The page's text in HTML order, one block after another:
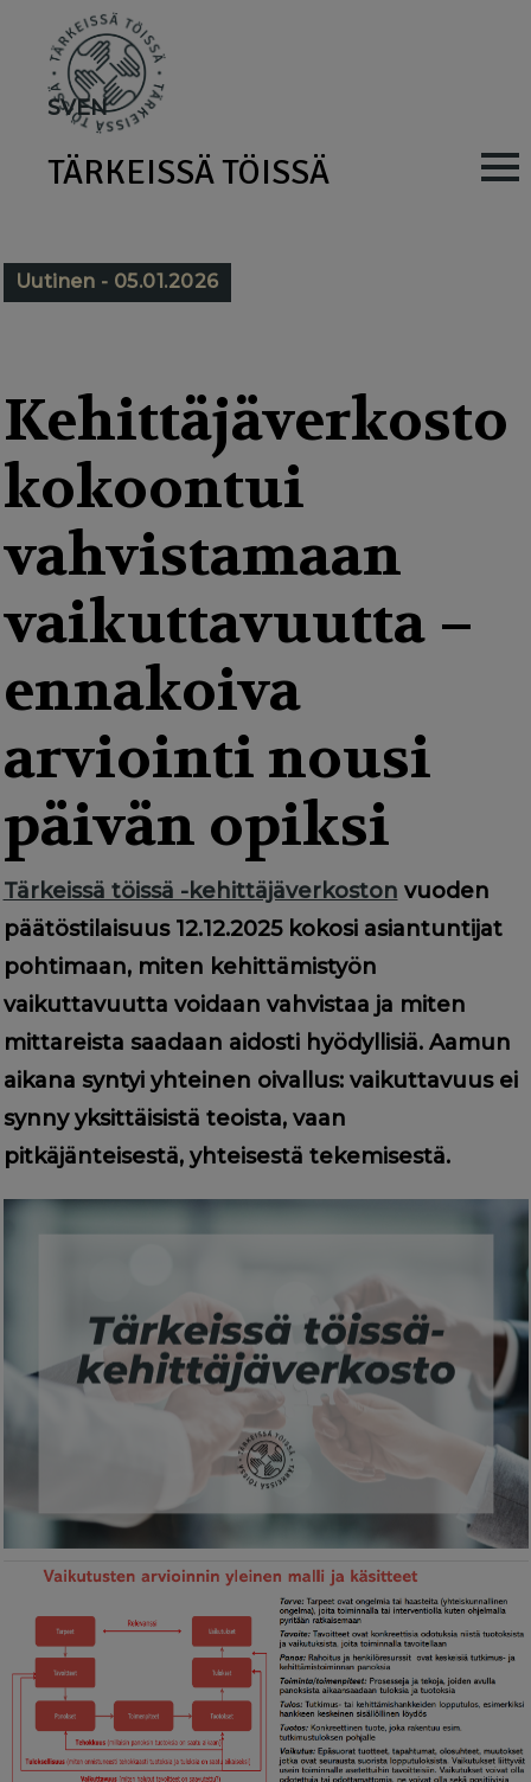
main
content
SVEN
TÄRKEISSÄ TÖISSÄ
a
v
t
n
Uutinen - 05.01.2026
Kehittäjäverkosto
kokoontui
vahvistamaan
vaikuttavuutta –
ennakoiva
arviointi nousi
päivän opiksi
Tärkeissä töissä -kehittäjäverkoston vuoden
päätöstilaisuus 12.12.2025 kokosi asiantuntijat
pohtimaan, miten kehittämistyön
vaikuttavuutta voidaan vahvistaa ja miten
mittareista saadaan aidosti hyödyllisiä. Aamun
aikana syntyi yhteinen oivallus: vaikuttavuus ei
synny yksittäisistä teoista, vaan
pitkäjänteisestä, yhteisestä tekemisestä.